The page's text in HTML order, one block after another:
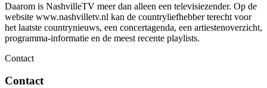
Daarom is NashvilleTV meer dan alleen een televisiezender. Op de
website www.nashvilletv.nl kan de countryliefhebber terecht voor
het laatste countrynieuws, een concertagenda, een artiestenoverzicht,
programma-informatie en de meest recente playlists.
Contact
Contact